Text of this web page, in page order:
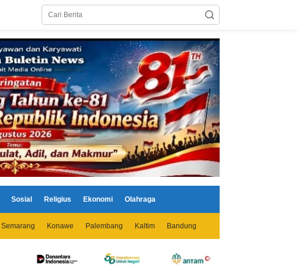
Sosial Religius Ekonomi Olahraga
Semarang Konawe Palembang Kaltim Bandung